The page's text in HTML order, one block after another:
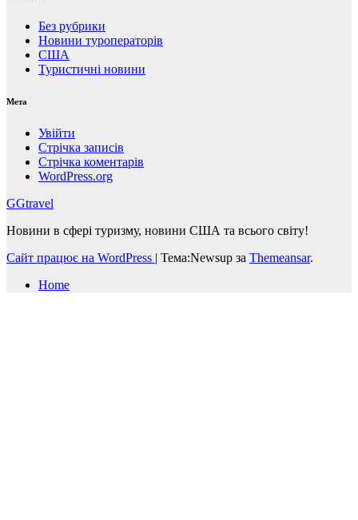
Без рубрики
Новини туроператорів
США
Туристичні новини
Мета
Увійти
Стрічка записів
Стрічка коментарів
WordPress.org
GGtravel
Новини в сфері туризму, новини США та всього світу!
Сайт працює на WordPress | Тема:Newsup за Themeansar.
Home